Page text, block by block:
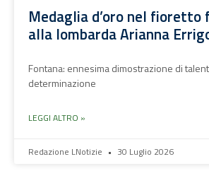
Medaglia d’oro nel fioretto
alla lombarda Arianna
Fontana: ennesima dimostrazione di
determinazione
LEGGI ALTRO »
Redazione LNotizie 30 Luglio 2026